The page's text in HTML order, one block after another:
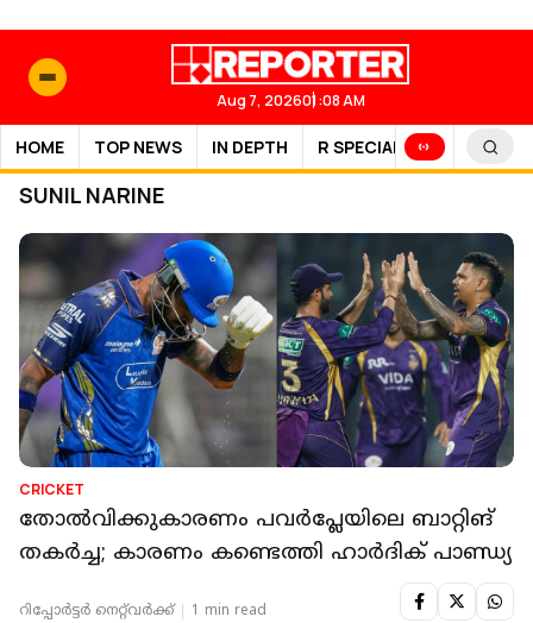
Aug 7, 202601:08 AM
HOME TOP NEWS IN DEPTH R SPECIAL SPORTS
SUNIL NARINE
CRICKET
തോല്‍വിക്കുകാരണം പവര്‍പ്ലേയിലെ ബാറ്റിങ്
തകര്‍ച്ച; കാരണം കണ്ടെത്തി ഹാര്‍ദിക് പാണ്ഡ്യ
റിപ്പോർട്ടർ നെറ്റ്‌വര്‍ക്ക്‌ 1 min read